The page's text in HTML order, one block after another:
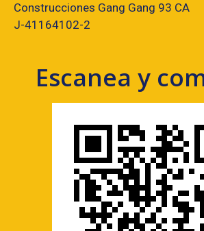
Construcciones Gang Gang 93 CA
J-41164102-2
Escanea y